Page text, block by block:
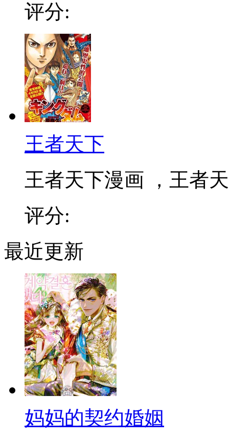
评分:
王者天下
王者天下漫画 ，王者
评分:
最近更新
妈妈的契约婚姻